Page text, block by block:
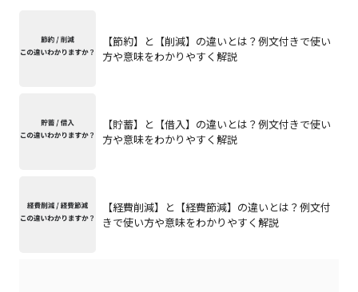
【節約】と【削減】の違いとは？例文付きで使い
方や意味をわかりやすく解説
【貯蓄】と【借入】の違いとは？例文付きで使い
方や意味をわかりやすく解説
【経費削減】と【経費節減】の違いとは？例文付
きで使い方や意味をわかりやすく解説